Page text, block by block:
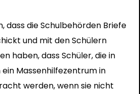
dass die Schulbehörden Briefe
und mit den Schülern
haben, dass Schüler, die in
Massenhilfezentrum in
werden, wenn sie nicht